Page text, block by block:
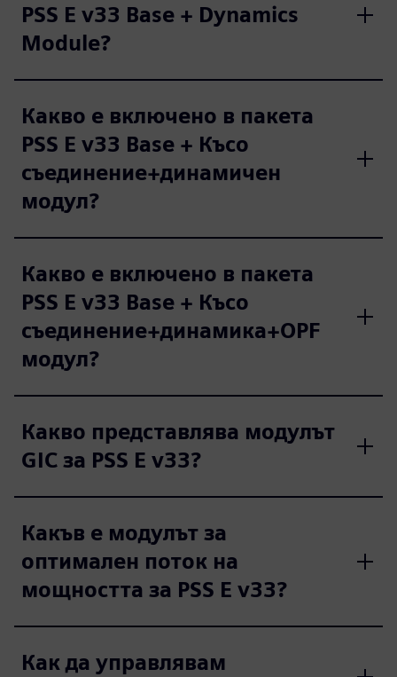
PSS E v33 Base + Dynamics
Module?
Какво е включено в пакета
PSS E v33 Base + Късо
съединение+динамичен
модул?
Какво е включено в пакета
PSS E v33 Base + Късо
съединение+динамика+OPF
модул?
Какво представлява модулът
GIC за PSS E v33?
Какъв е модулът за
оптимален поток на
мощността за PSS E v33?
Как да управлявам